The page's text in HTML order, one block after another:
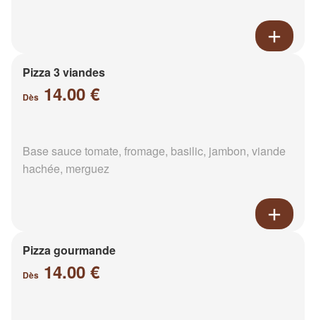
Pizza 3 viandes
Dès 14.00 €
Base sauce tomate, fromage, basilic, jambon, viande
hachée, merguez
Pizza gourmande
Dès 14.00 €